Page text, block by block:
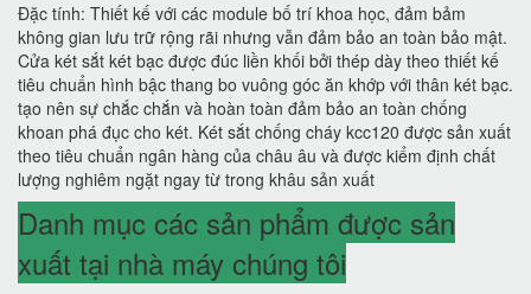
Đặc tính: Thiết kế với các module bố trí khoa học, đảm bảm
không gian lưu trữ rộng rãi nhưng vẫn đảm bảo an toàn bảo mật.
Cửa két sắt két bạc được đúc liền khối bởi thép dày theo thiết kế
tiêu chuẩn hình bậc thang bo vuông góc ăn khớp với thân két bạc.
tạo nên sự chắc chắn và hoàn toàn đảm bảo an toàn chống
khoan phá đục cho két. Két sắt chống cháy kcc120 được sản xuất
theo tiêu chuẩn ngân hàng của châu âu và được kiểm định chất
lượng nghiêm ngặt ngay từ trong khâu sản xuất
Danh mục các sản phẩm được sản
xuất tại nhà máy chúng tôi